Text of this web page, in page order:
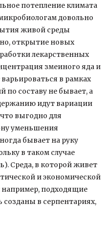
потепление климата
довольно
живой среды
открытие новых
лекарственных
змеиного яда и
в рамках
по составу не бывает, а
идут вариации
выгодно для
уменьшения
бывает на руку
в таком случае
Среда, в которой живет
и экономической
например, подходящие
созданы в серпентариях,